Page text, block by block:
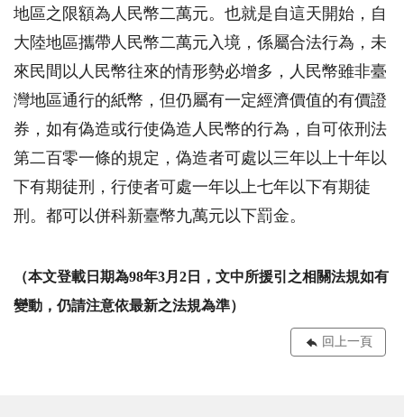
地區之限額為人民幣二萬元。也就是自這天開始，自
大陸地區攜帶人民幣二萬元入境，係屬合法行為，未
來民間以人民幣往來的情形勢必增多，人民幣雖非臺
灣地區通行的紙幣，但仍屬有一定經濟價值的有價證
券，如有偽造或行使偽造人民幣的行為，自可依刑法
第二百零一條的規定，偽造者可處以三年以上十年以
下有期徒刑，行使者可處一年以上七年以下有期徒
刑。都可以併科新臺幣九萬元以下罰金。
（本文登載日期為98年3月2日
，文中所援引之相關法規如有
變動，仍請注意依最新之法規為準）
回上一頁